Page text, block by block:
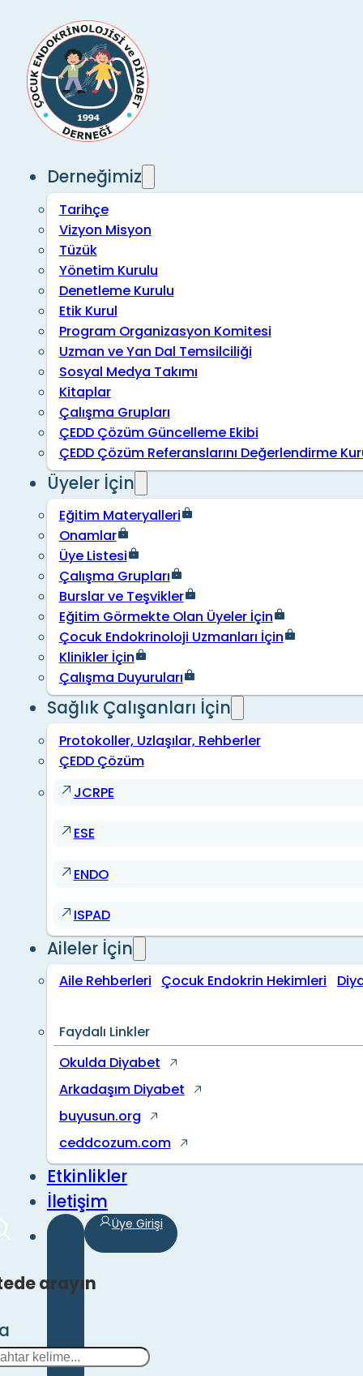
Derneğimiz
Tarihçe
Vizyon Misyon
Tüzük
Yönetim Kurulu
Denetleme Kurulu
Etik Kurul
Program Organizasyon Komitesi
Uzman ve Yan Dal Temsilciliği
Sosyal Medya Takımı
Kitaplar
Çalışma Grupları
ÇEDD Çözüm Güncelleme Ekibi
ÇEDD Çözüm Referanslarını Değerlendirme
Üyeler İçin
Eğitim Materyalleri
Onamlar
Üye Listesi
Çalışma Grupları
Burslar ve Teşvikler
Eğitim Görmekte Olan Üyeler İçin
Çocuk Endokrinoloji Uzmanları İçin
Klinikler İçin
Çalışma Duyuruları
Sağlık Çalışanları İçin
Protokoller, Uzlaşılar, Rehberler
ÇEDD Çözüm
JCRPE
ESE
ENDO
ISPAD
Aileler İçin
Aile Rehberleri Çocuk Endokrin Hekimleri
Faydalı Linkler
Okulda Diyabet
Arkadaşım Diyabet
buyusun.org
ceddcozum.com
Etkinlikler
İletişim
arayın
Üye Girişi